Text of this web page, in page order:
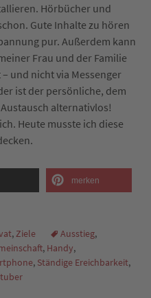
Hörbücher und
Gute Inhalte zu hören
pur. Außerdem kann
Frau und der Familie
und nicht via Messenger
ist der persönliche, dem
alternativlos!
Heute musste ich diese
merken
,Ziele Ausstieg,
, Handy,
, Ständige Ereichbarkeit,